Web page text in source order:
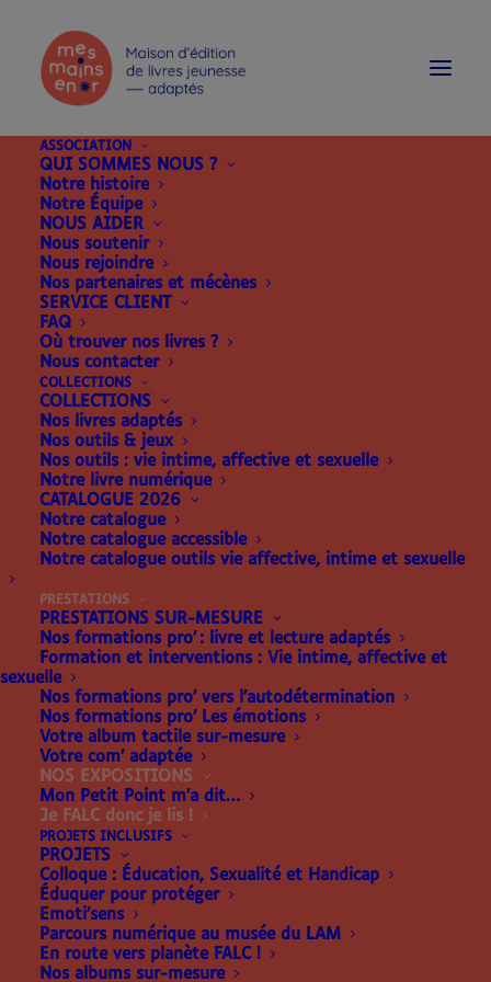
ASSOCIATION
QUI SOMMES NOUS ?
Notre histoire
Notre Équipe
NOUS AIDER
Nous soutenir
Nous rejoindre
Nos partenaires et mécènes
SERVICE CLIENT
FAQ
Où trouver nos livres ?
Nous contacter
COLLECTIONS
COLLECTIONS
Nos livres adaptés
Nos outils & jeux
Nos outils : vie intime, affective et sexuelle
Notre livre numérique
CATALOGUE 2026
Notre catalogue
Notre catalogue accessible
Notre catalogue outils vie affective, intime et sexuelle
PRESTATIONS
PRESTATIONS SUR-MESURE
Nos formations pro’ : livre et lecture adaptés
Formation et interventions : Vie intime, affective et
sexuelle
Nos formations pro’ vers l’autodétermination
Nos formations pro’ Les émotions
Votre album tactile sur-mesure
Votre com’ adaptée
NOS EXPOSITIONS
Mon Petit Point m’a dit…
Je FALC donc je lis !
PROJETS INCLUSIFS
PROJETS
Colloque : Éducation, Sexualité et Handicap
Éduquer pour protéger
Emoti’sens
Parcours numérique au musée du LAM
En route vers planète FALC !
Nos albums sur-mesure
JE FALC DONC JE
LIS !
À la découverte du FALC !
Créée pour faciliter l’accès à l’information pour les
personnes présentant un trouble du développement
intellectuel, la méthode FALC (Facile à Lire et à
Comprendre) s’étend aujourd’hui au domaine de la
littérature. Grâce à la co-construction, des livres